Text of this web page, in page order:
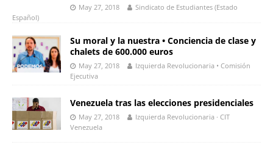
May 27, 2018
Sindicato de Estudiantes (Estado
Español)
Su moral y la nuestra • Conciencia de clase y
chalets de 600.000 euros
May 27, 2018
Izquierda Revolucionaria • Comisión
Ejecutiva
Venezuela tras las elecciones presidenciales
May 27, 2018
Izquierda Revolucionaria · CIT
Venezuela